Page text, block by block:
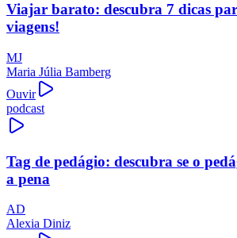
Viajar barato: descubra 7 dicas
viagens!
MJ
Maria Júlia Bamberg
Ouvir
podcast
Tag de pedágio: descubra se o
a pena
AD
Alexia Diniz